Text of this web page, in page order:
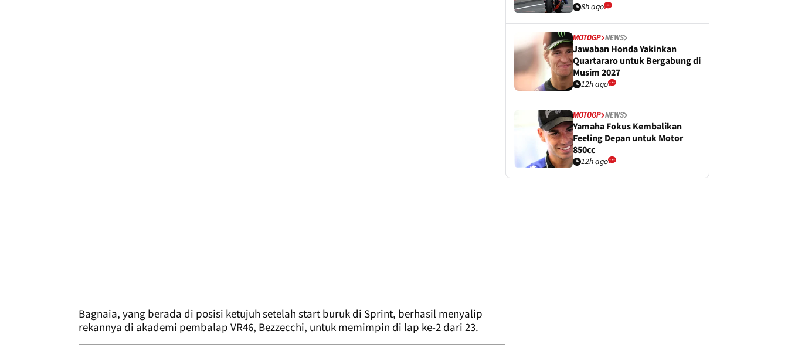
Bagnaia, yang berada di posisi ketujuh setelah start buruk di Sprint, berhasil menyalip
rekannya di akademi pembalap VR46, Bezzecchi, untuk memimpin di lap ke-2 dari 23.
8h ago
MOTOGP NEWS
Jawaban Honda Yakinkan
Quartararo untuk Bergabung di
Musim 2027
12h ago
MOTOGP NEWS
Yamaha Fokus Kembalikan
Feeling Depan untuk Motor
850cc
12h ago